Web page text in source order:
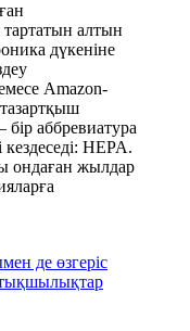
тартатын алтын
дүкеніне
Amazon-
аббревиатура
HEPA.
ондаған жылдар